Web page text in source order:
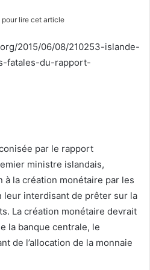
pour lire cet article
2015/06/08/210253-islande-
fatales-du-rapport-
par le rapport
ministre islandais,
à la création monétaire par les
leur interdisant de prêter sur la
La création monétaire devrait
la banque centrale, le
de l’allocation de la monnaie